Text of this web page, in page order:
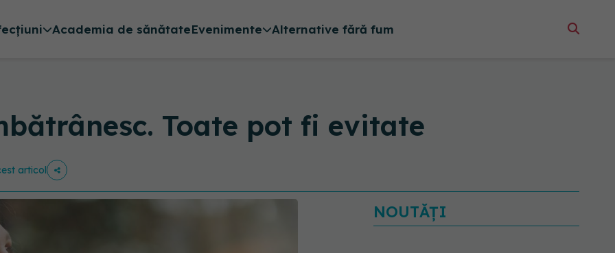
Academia de sănătateEvenimente Alternative fără fum
Toate pot fi evitate
articol
NOUTĂȚI